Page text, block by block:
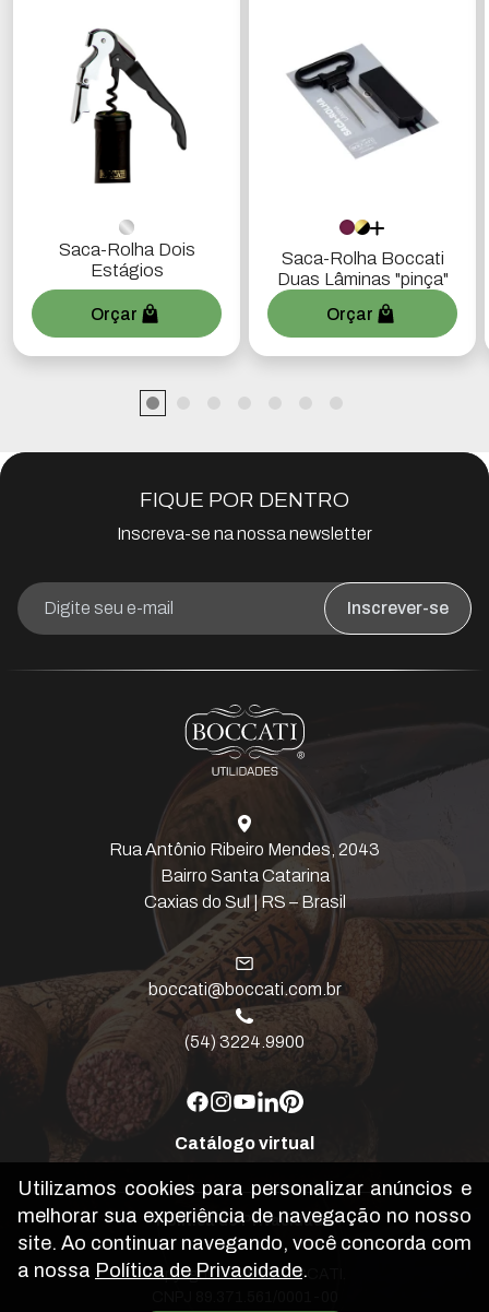
Saca-Rolha Dois
Estágios
Orçar
Saca-Rolha Boccati
Duas Lâminas "pinça"
Orçar
FIQUE POR DENTRO
Inscreva-se na nossa newsletter
Inscrever-se
Rua Antônio Ribeiro Mendes, 2043
Bairro Santa Catarina
Caxias do Sul | RS – Brasil
boccati@boccati.com.br
(54) 3224.9900
Catálogo virtual
Política de Privacidade
Copyright © 2026 BOCCATI.
Utilizamos cookies para personalizar anúncios e
melhorar sua experiência de navegação no nosso
site. Ao continuar navegando, você concorda com
a nossa Política de Privacidade.